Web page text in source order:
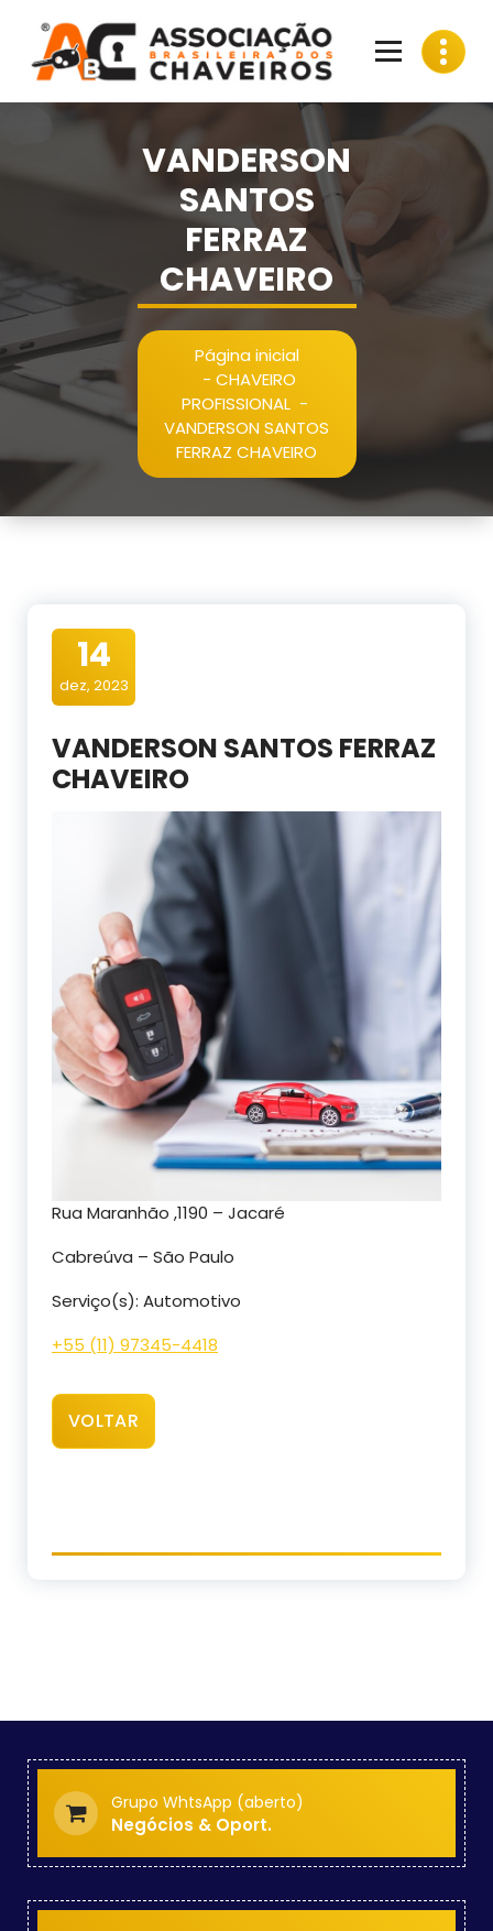
conteúdo
VANDERSON
SANTOS
FERRAZ
CHAVEIRO
Página inicial
- CHAVEIRO
PROFISSIONAL-
VANDERSON SANTOS
FERRAZ CHAVEIRO
14
dez, 2023
VANDERSON SANTOS FERRAZ
CHAVEIRO
Rua Maranhão ,1190 – Jacaré
Cabreúva – São Paulo
Serviço(s): Automotivo
+55 (11) 97345-4418
VOLTAR
Grupo WhtsApp (aberto)
Negócios & Oport.